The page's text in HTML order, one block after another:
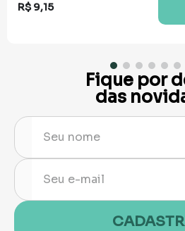
R$ 9,15
Fique por
das